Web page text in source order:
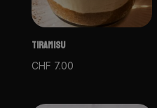
TIRAMISU
CHF 7.00